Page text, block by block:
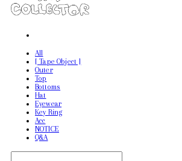
All
[ Tape Object ]
Outer
Top
Bottoms
Hat
Eyewear
Key Ring
Acc
NOTICE
Q&A